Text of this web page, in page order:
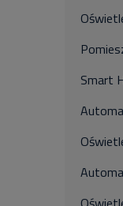
Smart